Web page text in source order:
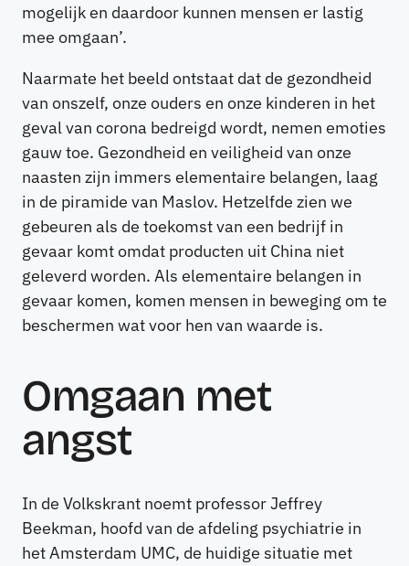
mogelijk en daardoor kunnen mensen er lastig
mee omgaan’.
Naarmate het beeld ontstaat dat de gezondheid
van onszelf, onze ouders en onze kinderen in het
geval van corona bedreigd wordt, nemen emoties
gauw toe. Gezondheid en veiligheid van onze
naasten zijn immers elementaire belangen, laag
in de piramide van Maslov. Hetzelfde zien we
gebeuren als de toekomst van een bedrijf in
gevaar komt omdat producten uit China niet
geleverd worden. Als elementaire belangen in
gevaar komen, komen mensen in beweging om te
beschermen wat voor hen van waarde is.
Omgaan met
angst
In de Volkskrant noemt professor Jeffrey
Beekman, hoofd van de afdeling psychiatrie in
het Amsterdam UMC, de huidige situatie met